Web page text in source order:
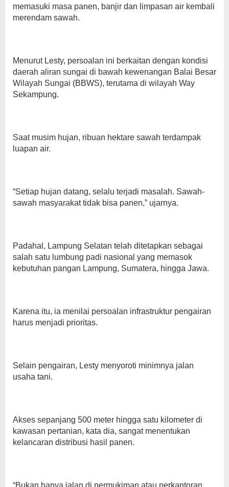
memasuki masa panen, banjir dan limpasan air kembali
merendam sawah.
Menurut Lesty, persoalan ini berkaitan dengan kondisi
daerah aliran sungai di bawah kewenangan Balai Besar
Wilayah Sungai (BBWS), terutama di wilayah Way
Sekampung.
Saat musim hujan, ribuan hektare sawah terdampak
luapan air.
“Setiap hujan datang, selalu terjadi masalah. Sawah-
sawah masyarakat tidak bisa panen,” ujarnya.
Padahal, Lampung Selatan telah ditetapkan sebagai
salah satu lumbung padi nasional yang memasok
kebutuhan pangan Lampung, Sumatera, hingga Jawa.
Karena itu, ia menilai persoalan infrastruktur pengairan
harus menjadi prioritas.
Selain pengairan, Lesty menyoroti minimnya jalan
usaha tani.
Akses sepanjang 500 meter hingga satu kilometer di
kawasan pertanian, kata dia, sangat menentukan
kelancaran distribusi hasil panen.
“Bukan hanya jalan di permukiman atau perkantoran.